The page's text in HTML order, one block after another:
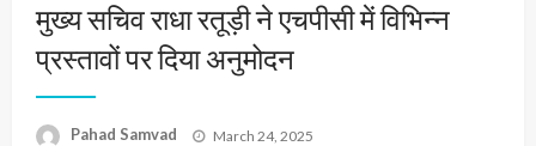
मुख्य सचिव राधा रतूड़ी ने एचपीसी में विभिन्न
प्रस्तावों पर दिया अनुमोदन
Pahad Samvad
Posted
March 24, 2025